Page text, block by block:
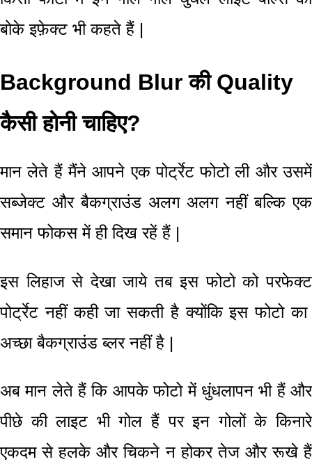
बोके इफ़ेक्ट भी कहते हैं |
Background Blur की Quality
कैसी होनी चाहिए?
मान लेते हैं मैंने आपने एक पोर्ट्रेटफोटो ली और उसमें
सब्जेक्ट और बैकग्राउंड अलग अलग नहीं बल्कि एक
समान फोकस में ही दिख रहें हैं |
इस लिहाज से देखा जाये तब इस फोटो को परफेक्ट
पोर्ट्रेट नहीं कही जा सकती है क्योंकि इस फोटो का
अच्छा बैकग्राउंड ब्लर नहीं है |
अब मान लेते हैं कि आपके फोटो में धुंधलापनभी हैं और
पीछे की लाइट भी गोल हैं पर इन गोलों के किनारे
एकदम से हलके और चिकने न होकर तेज और रूखे हैं